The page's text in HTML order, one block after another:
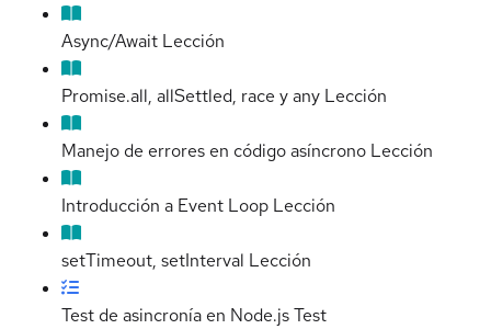
Async/Await Lección
Promise.all, allSettled, race y any Lección
Manejo de errores en código asíncrono Lección
Introducción a Event Loop Lección
setTimeout, setInterval Lección
Test de asincronía en Node.jsTest